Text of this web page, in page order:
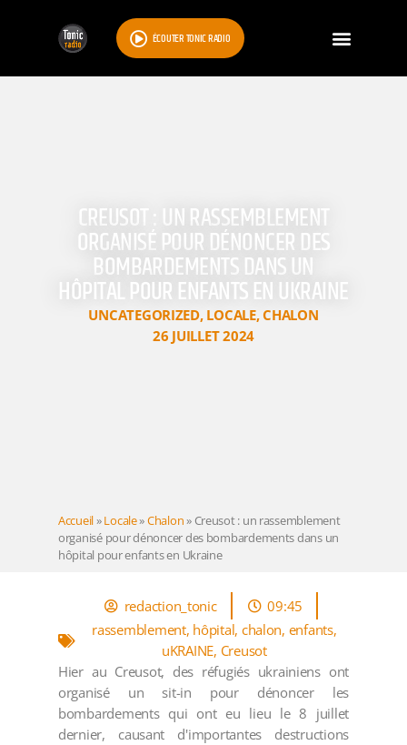
ÉCOUTER TONIC RADIO
CREUSOT : UN RASSEMBLEMENT
ORGANISÉ POUR DÉNONCER DES
BOMBARDEMENTS DANS UN
HÔPITAL POUR ENFANTS EN UKRAINE
UNCATEGORIZED, LOCALE,CHALON
26 JUILLET 2024
Accueil»Locale»Chalon» Creusot : un rassemblement
organisé pour dénoncer des bombardements dans un
hôpital pour enfants en Ukraine
redaction_tonic
09:45
rassemblement, hôpital, chalon, enfants,
uKRAINE, Creusot
Hier au Creusot, des réfugiés ukrainiens ont
organisé un sit-in pour dénoncer les
bombardements qui ont eu lieu le 8 juillet
dernier, causant d'importantes destructions